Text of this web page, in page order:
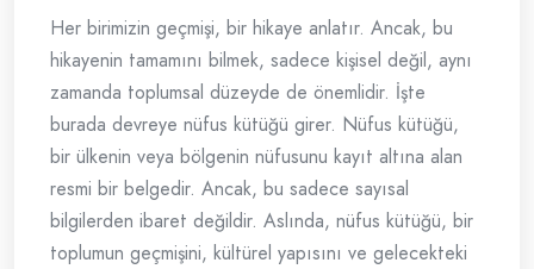
Her birimizin geçmişi, bir hikaye anlatır. Ancak, bu
hikayenin tamamını bilmek, sadece kişisel değil, aynı
zamanda toplumsal düzeyde de önemlidir. İşte
burada devreye nüfus kütüğü girer. Nüfus kütüğü,
bir ülkenin veya bölgenin nüfusunu kayıt altına alan
resmi bir belgedir. Ancak, bu sadece sayısal
bilgilerden ibaret değildir. Aslında, nüfus kütüğü, bir
toplumun geçmişini, kültürel yapısını ve gelecekteki